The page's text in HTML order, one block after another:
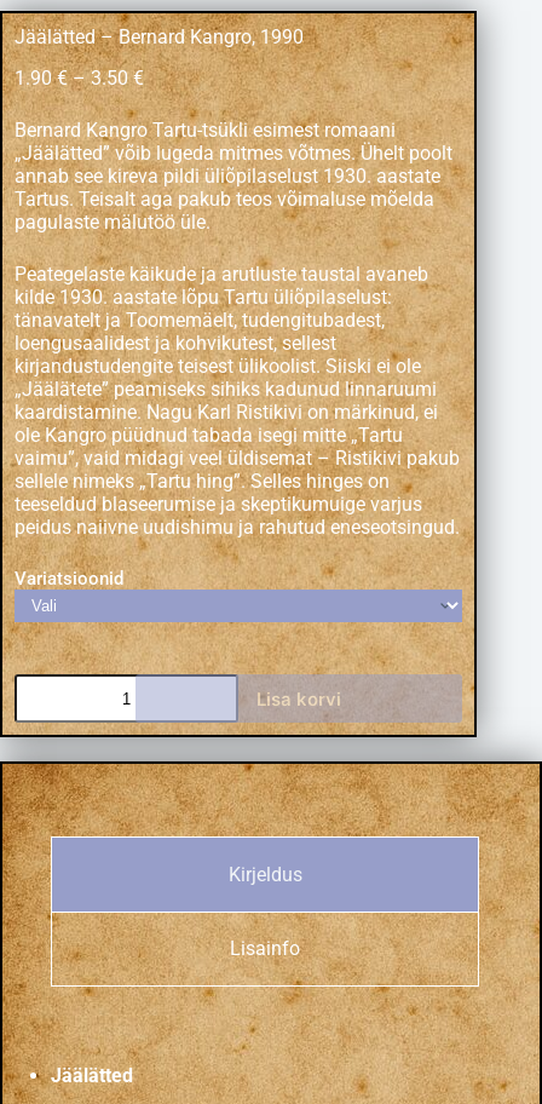
Jäälätted – Bernard Kangro, 1990
1.90€ – 3.50 €
Bernard KangroTartu-tsükli esimest romaani
„Jäälätted” võib lugeda mitmes võtmes. Ühelt poolt
annab see kireva pildi üliõpilaselust 1930. aastate
Tartus. Teisalt aga pakub teos võimaluse mõelda
pagulaste mälutöö üle.
Peategelaste käikude ja arutluste taustal avaneb
kilde 1930. aastate lõpu Tartu üliõpilas­elust:
tänavatelt ja Toomemäelt, tudengitubadest,
loengusaalidest ja kohvikutest, sellest
kirjandustudengite teisest ülikoolist. Siiski ei ole
„Jäälätete” peamiseks sihiks kadunud linnaruumi
kaardistamine. Nagu Karl Ristikivi on märkinud, ei
ole Kangro püüdnud tabada isegi mitte „Tartu
vaimu”, vaid midagi veel üldisemat – Ristikivi pakub
sellele nimeks „Tartu hing”. Selles hinges on
teeseldud blaseerumise ja skeptikumuige varjus
peidus naiivne uudishimu ja rahutud eneseotsingud.
Variatsioonid
Lisa korvi
Kirjeldus
Lisainfo
Jäälätted